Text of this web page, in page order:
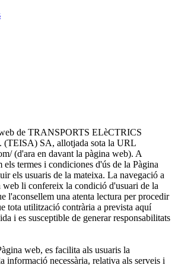
de TRANSPORTS ELèCTRICS
SA, allotjada sota la URL
(d'ara en davant la pàgina web). A
termes i condiciones d'ús de la Pàgina
els usuaris de la mateixa. La navegació a
web li confereix la condició d'usuari de la
l'aconsellem una atenta lectura per procedir
tota utilització contrària a prevista aquí
i es susceptible de generar responsabilitats
web, es facilita als usuaris la
informació necessària, relativa als serveis i